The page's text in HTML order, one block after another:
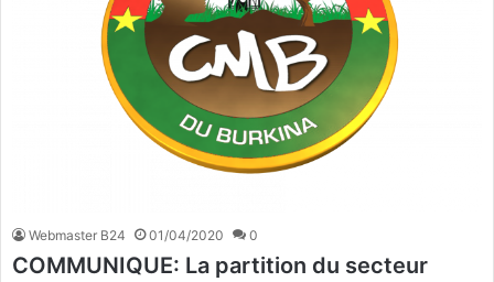
Webmaster B24 01/04/2020 0
COMMUNIQUE: La partition du secteur